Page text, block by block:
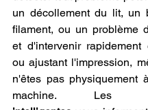
un décollement du lit, un
filament, ou un problème
et d'intervenir rapidement
ou ajustant l'impression,
n'êtes pas physiquement
machine. Les